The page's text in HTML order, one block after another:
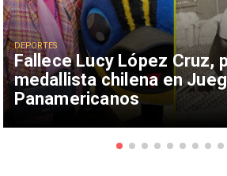
Fallece Lucy López Cruz,
medallista chilena en
Panamericanos
DEPORTES